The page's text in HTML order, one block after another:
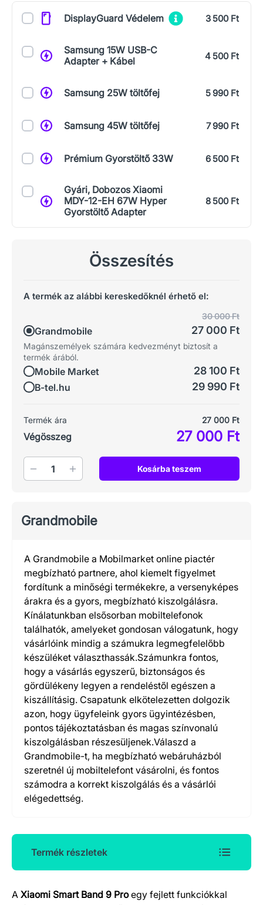
KiegészítőkDisplayGuard Védelem 3 500 Ft
Samsung 15W USB-C
Adapter + Kábel
4 500 Ft
Samsung 25W töltőfej 5 990 Ft
Samsung 45W töltőfej 7 990 Ft
Prémium Gyorstöltő 33W 6 500 Ft
Gyári, Dobozos Xiaomi
MDY-12-EH 67W Hyper
Gyorstöltő Adapter
8 500 Ft
Összesítés
A termék az alábbi kereskedőknél érhető el:
Grandmobile
30 000 Ft
27 000 Ft
Magánszemélyek számára kedvezményt biztosít a
termék árából.
Mobile Market 28 100 Ft
B-tel.hu 29 990 Ft
Termék ára 27 000 Ft
Végösszeg 27 000 Ft
Mennyiség Kosárba teszem
Grandmobile
A Grandmobile a Mobilmarket online piactér
megbízható partnere, ahol kiemelt figyelmet
fordítunk a minőségi termékekre, a versenyképes
árakra és a gyors, megbízható kiszolgálásra.
Kínálatunkban elsősorban mobiltelefonok
találhatók, amelyeket gondosan válogatunk, hogy
vásárlóink mindig a számukra legmegfelelőbb
készüléket választhassák.Számunkra fontos,
hogy a vásárlás egyszerű, biztonságos és
gördülékeny legyen a rendeléstől egészen a
kiszállításig. Csapatunk elkötelezetten dolgozik
azon, hogy ügyfeleink gyors ügyintézésben,
pontos tájékoztatásban és magas színvonalú
kiszolgálásban részesüljenek.Válaszd a
Grandmobile-t, ha megbízható webáruházból
szeretnél új mobiltelefont vásárolni, és fontos
számodra a korrekt kiszolgálás és a vásárlói
elégedettség.
Termék részletek
A Xiaomi Smart Band 9 Proegy fejlett funkciókkal